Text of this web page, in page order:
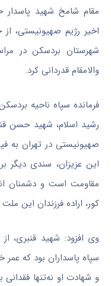
مقام شامخ شهید
اخیر رژیم صهیونیستی،
شهرستان بردسکن در
والامقام قدردانی کرد.
فرمانده سپاه ناحیه
رشید اسلام، شهید حسن
صهیونیستی در تهران به
این عزیزان، سندی دیگر
مقاومت است و دشمنان
کور، اراده فرزندان این
وی افزود: شهید قنبری،
سپاه پاسداران بود که عمر
و شهادت او نه‌تنها فقدانی